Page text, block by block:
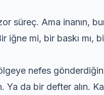
süreç. Ama inanın,
iğne mi, bir baskı mı,
nefes
Ya da bir defter alın.